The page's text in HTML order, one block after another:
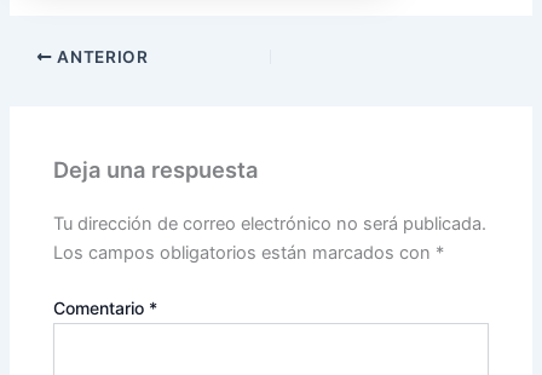
ANTERIOR
Deja una respuesta
Tu dirección de correo electrónico no será publicada.
Los campos obligatorios están marcados con *
Comentario *